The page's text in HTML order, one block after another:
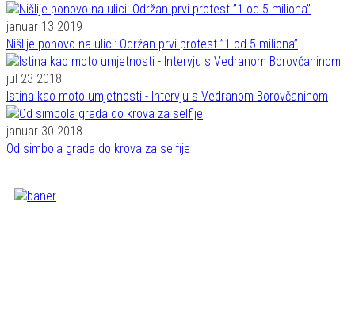
januar 13 2019
Nišlije ponovo na ulici: Održan prvi protest ’’1 od 5 miliona’’
jul 23 2018
Istina kao moto umjetnosti - Intervju s Vedranom Borovčaninom
januar 30 2018
Od simbola grada do krova za selfije